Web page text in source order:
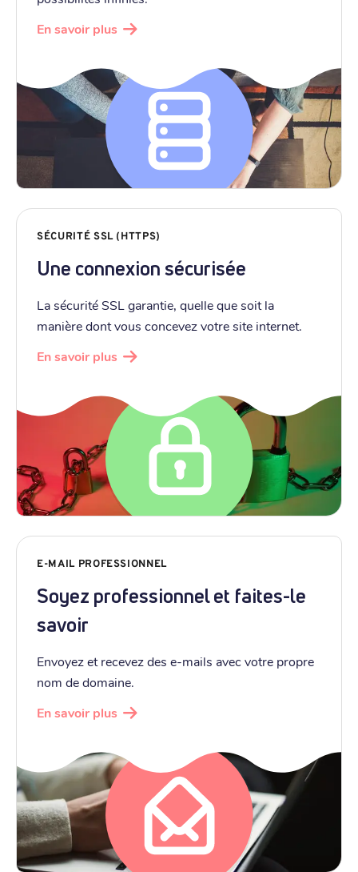
En savoir plus
SÉCURITÉ SSL (HTTPS)
Une connexion sécurisée
La sécurité SSL garantie, quelle que soit la
manière dont vous concevez votre site internet.
En savoir plus
E-MAIL PROFESSIONNEL
Soyez professionnel et faites-le
savoir
Envoyez et recevez des e-mails avec votre propre
nom de domaine.
En savoir plus